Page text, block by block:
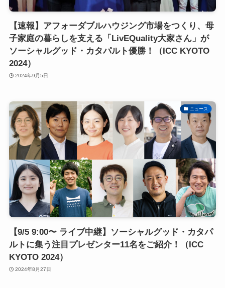
【速報】アフォーダブルハウジング市場をつくり、母
子家庭の暮らしを支える「LivEQuality大家さん」が
ソーシャルグッド・カタパルト優勝！（ICC KYOTO
2024）
2024年9月5日
ニュース
【9/5 9:00〜 ライブ中継】ソーシャルグッド・カタパ
ルトに集う注目プレゼンター11名をご紹介！（ICC
KYOTO 2024）
2024年8月27日